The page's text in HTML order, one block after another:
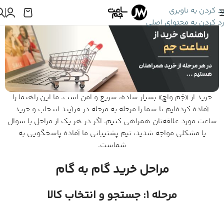
رد کردن به ناوبری
رد کردن به محتوای اصلی
خرید از «جَم واچ» بسیار ساده، سریع و امن است. ما این راهنما را
آماده کرده‌ایم تا شما را مرحله به مرحله در فرآیند انتخاب و خرید
ساعت مورد علاقه‌تان همراهی کنیم. اگر در هر یک از مراحل با سوال
یا مشکلی مواجه شدید، تیم پشتیبانی ما آماده پاسخگویی به
شماست.
مراحل خرید گام به گام
مرحله ۱: جستجو و انتخاب کالا